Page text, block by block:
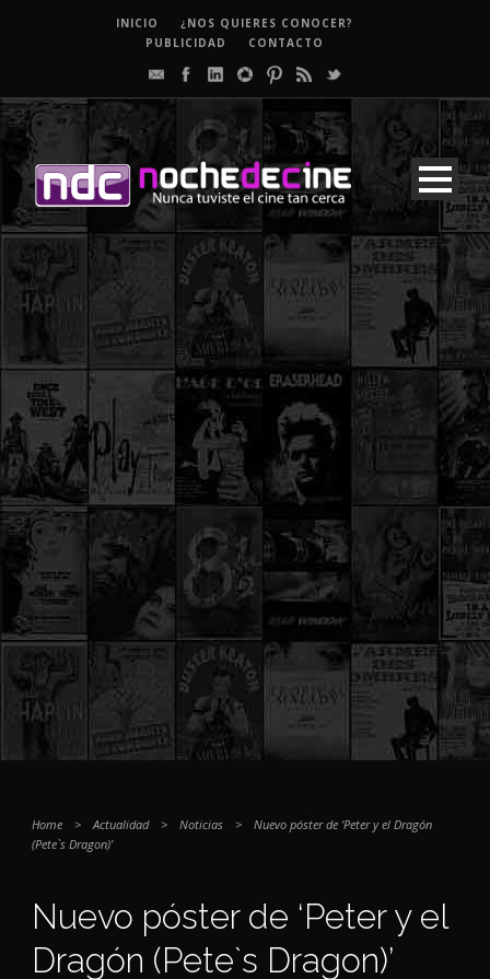
INICIO
¿NOS QUIERES CONOCER?
PUBLICIDAD
CONTACTO
Home > Actualidad > Noticias >
Nuevo póster de ‘Peter y el Dragón
(Pete`s Dragon)’
Nuevo póster de ‘Peter y el
Dragón (Pete`s Dragon)’